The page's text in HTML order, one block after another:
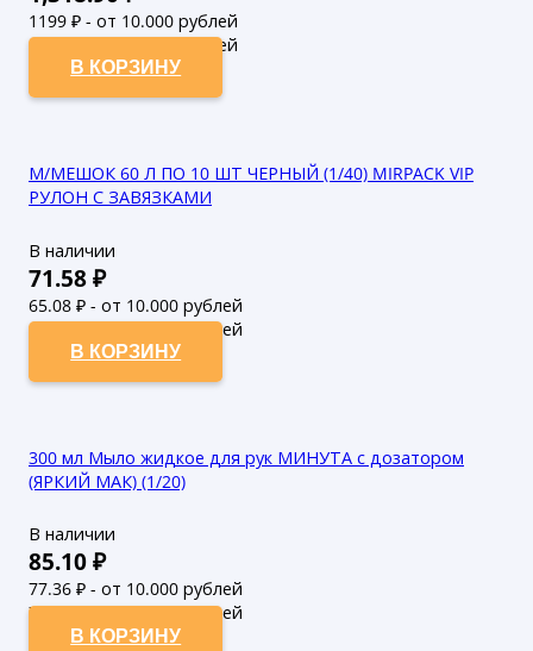
1199 ₽ - от 10.000 рублей
1090₽ - от 50.000 рублей
В КОРЗИНУ
М/МЕШОК 60 Л ПО 10 ШТ ЧЕРНЫЙ (1/40) MIRPACK VIP
РУЛОН С ЗАВЯЗКАМИ
В наличии
71.58₽
65.08 ₽ - от 10.000 рублей
59.16₽ - от 50.000 рублей
В КОРЗИНУ
300 мл Мыло жидкое для рук МИНУТА с дозатором
(ЯРКИЙ МАК) (1/20)
В наличии
85.10₽
77.36 ₽ - от 10.000 рублей
70.33₽ - от 50.000 рублей
В КОРЗИНУ